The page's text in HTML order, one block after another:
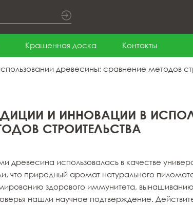
Крашенная доска Контакты
древесины: сравнение методов
И ИННОВАЦИИ В
СТРОИТЕЛЬСТВА
древесина использовалась в качестве
что природный аромат натурального
здорового иммунитета,
нашли научное подтверждение.